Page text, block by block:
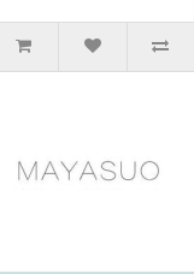
cm.